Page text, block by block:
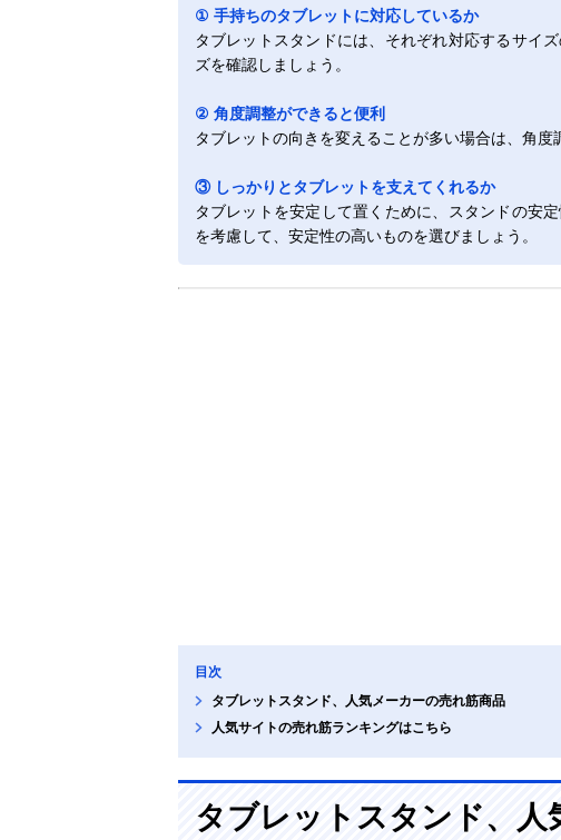
① 手持ちのタブレットに対応しているか
タブレットスタンドには、それぞれ対応するサイ
ズを確認しましょう。
② 角度調整ができると便利
タブレットの向きを変えることが多い場合は、角度
③ しっかりとタブレットを支えてくれるか
タブレットを安定して置くために、スタンドの安
を考慮して、安定性の高いものを選びましょう。
目次
タブレットスタンド、人気メーカーの売れ筋商品
人気サイトの売れ筋ランキングはこちら
タブレットスタンド、人